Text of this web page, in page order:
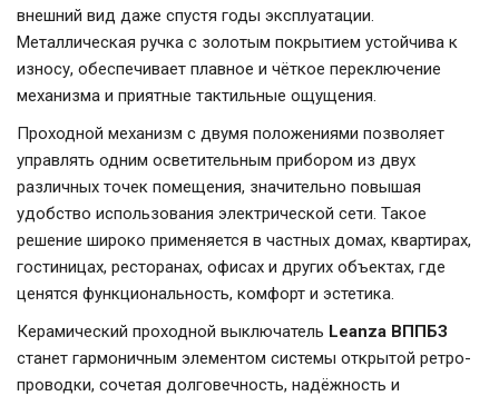
внешний вид даже спустя годы эксплуатации.
Металлическая ручка с золотым покрытием устойчива к
износу, обеспечивает плавное и чёткое переключение
механизма и приятные тактильные ощущения.
Проходной механизм с двумя положениями позволяет
управлять одним осветительным прибором из двух
различных точек помещения, значительно повышая
удобство использования электрической сети. Такое
решение широко применяется в частных домах, квартирах,
гостиницах, ресторанах, офисах и других объектах, где
ценятся функциональность, комфорт и эстетика.
Керамический проходной выключатель Leanza ВППБЗ
станет гармоничным элементом системы открытой ретро-
проводки, сочетая долговечность, надёжность и